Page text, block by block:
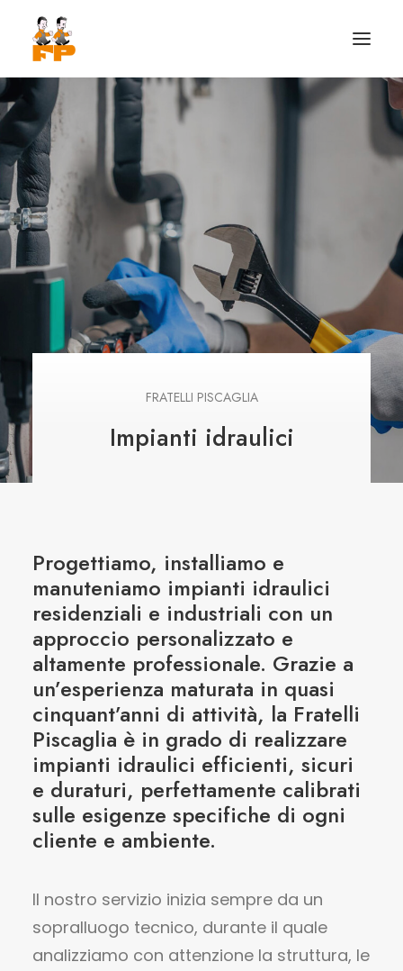
CHI SIAMO
FRATELLI PISCAGLIA
PISCAGLIA SERVICE
ATELIER DEL BAGNO
PISCAGLIA H2O
BLOG
CONTATTI
FRATELLI PISCAGLIA
Impianti idraulici
Progettiamo, installiamo e
manuteniamo impianti idraulici
residenziali e industriali con un
approccio personalizzato e
altamente professionale. Grazie a
un’esperienza maturata in quasi
cinquant’anni di attività, la Fratelli
Piscaglia è in grado di realizzare
impianti idraulici efficienti, sicuri
e duraturi, perfettamente calibrati
sulle esigenze specifiche di ogni
cliente e ambiente.
Il nostro servizio inizia sempre da un
sopralluogo tecnico, durante il quale
analizziamo con attenzione la struttura, le